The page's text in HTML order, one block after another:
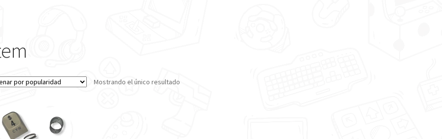
Mostrando el único resultado